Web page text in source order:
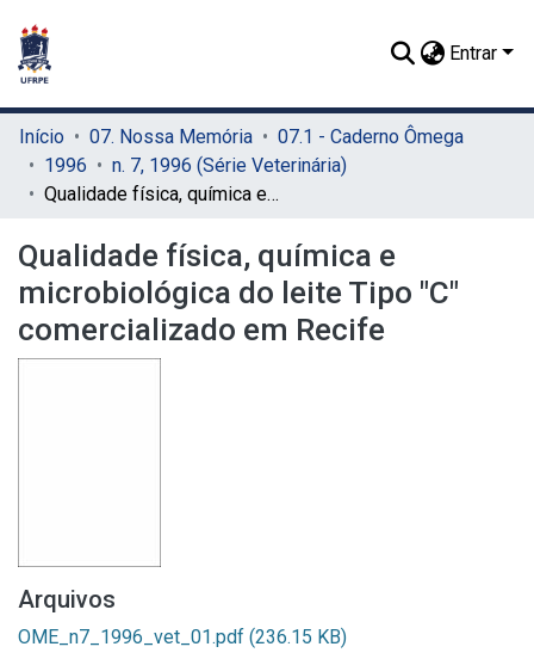
Entrar
Início 07. Nossa Memória
07.1 - Caderno Ômega
1996
n. 7, 1996 (Série Veterinária)
Qualidade física, química e microbiológica do leite Tipo "C" comercializado em Recife
Qualidade física, química e
microbiológica do leite Tipo "C"
comercializado em Recife
Arquivos
OME_n7_1996_vet_01.pdf (236.15 KB)